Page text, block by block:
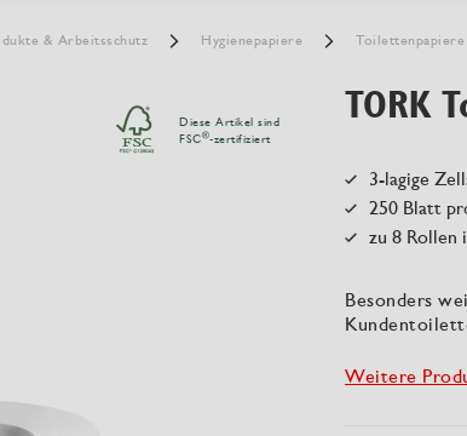
& Arbeitsschutz Hygienepapiere
Diese Artikel sind
FSC®-zertifiziert
TORK
3-lagige
250 Blatt
zu 8 Rollen
Besonders
Weitere